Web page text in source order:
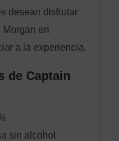
desean disfrutar
en
a la experiencia.
de Captain
sin alcohol